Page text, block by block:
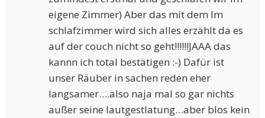
eigene Zimmer) Aber das mit dem Im
schlafzimmer wird sich alles erzählt da es
auf der couch nicht so geht!!!!!!JAAA das
kannn ich total bestätigen :-) Dafür ist
unser Räuber in sachen reden eher
langsamer….also naja mal so gar nichts
außer seine lautgestlatung…aber blos kein